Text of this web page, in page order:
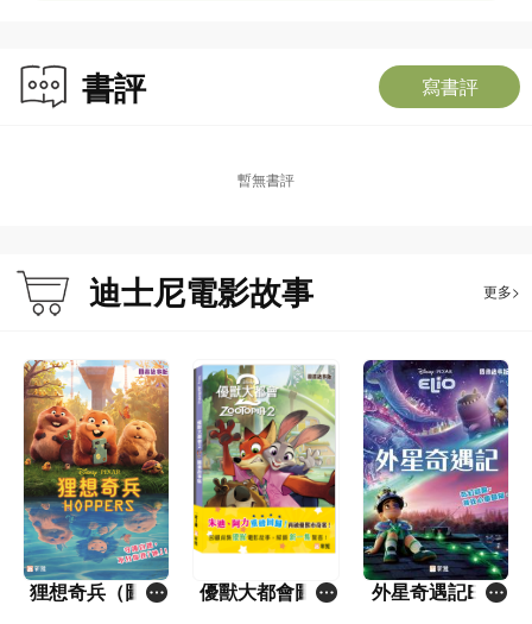
書評 寫書評
暫無書評
迪士尼電影故事 更多>
狸想奇兵（圖畫
優獸大都會圖畫
外星奇遇記Elio